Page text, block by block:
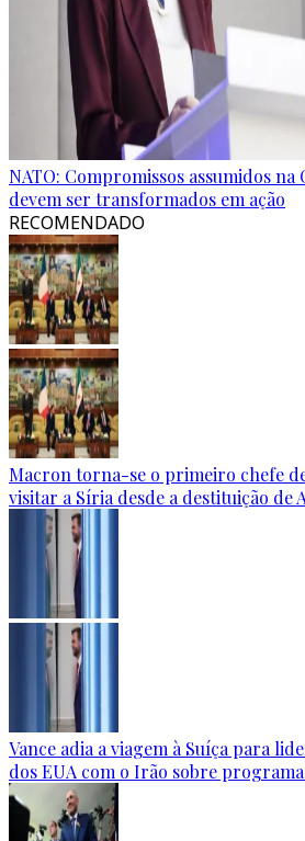
NATO: Compromissos assumidos na
devem ser transformados em ação
RECOMENDADO
Macron torna-se o primeiro chefe
visitar a Síria desde a destituição de
Vance adia a viagem à Suíça para
dos EUA com o Irão sobre